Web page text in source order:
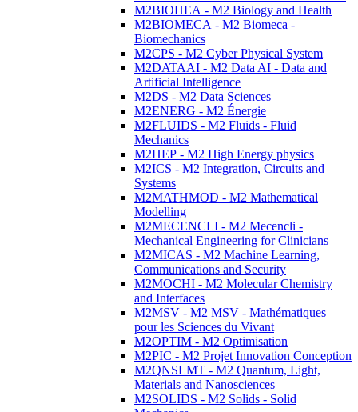
M2BIOHEA - M2 Biology and Health
M2BIOMECA - M2 Biomeca -
Biomechanics
M2CPS - M2 Cyber Physical System
M2DATAAI - M2 Data AI - Data and
Artificial Intelligence
M2DS - M2 Data Sciences
M2ENERG - M2 Énergie
M2FLUIDS - M2 Fluids - Fluid
Mechanics
M2HEP - M2 High Energy physics
M2ICS - M2 Integration, Circuits and
Systems
M2MATHMOD - M2 Mathematical
Modelling
M2MECENCLI - M2 Mecencli -
Mechanical Engineering for Clinicians
M2MICAS - M2 Machine Learning,
Communications and Security
M2MOCHI - M2 Molecular Chemistry
and Interfaces
M2MSV - M2 MSV - Mathématiques
pour les Sciences du Vivant
M2OPTIM - M2 Optimisation
M2PIC - M2 Projet Innovation Conception
M2QNSLMT - M2 Quantum, Light,
Materials and Nanosciences
M2SOLIDS - M2 Solids - Solid